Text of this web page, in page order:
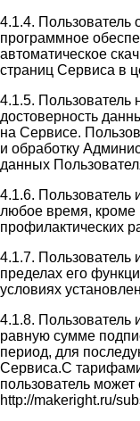
4.1.4. Пользователь
программное
автоматическое
страниц Сервиса в
4.1.5. Пользователь
достоверность
на Сервисе.
и обработку
данных
4.1.6. Пользователь
любое время, кроме
профилактических
4.1.7. Пользователь
пределах его
условиях
4.1.8. Пользователь
равную сумме
период, для
Сервиса.С
пользователь может
http://makeright.ru/